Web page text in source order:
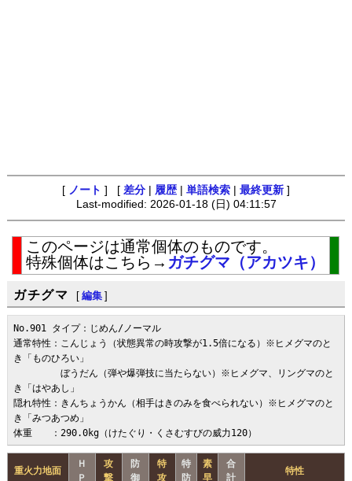
[ ノート ] [ 差分 履歴 単語検索 最終更新 ]
Last-modified: 2026-01-18 (日) 04:11:57
このページは通常個体のものです。
特殊個体はこちら→ ガチグマ（アカツキ）
ガチグマ [ 編集 ]
No.901 タイプ：じめん/ノーマル
通常特性：こんじょう（状態異常の時攻撃が1.5倍になる）※ヒメグマのと
き「ものひろい」
ぼうだん（弾や爆弾技に当たらない）※ヒメグマ、リングマのと
き「はやあし」
隠れ特性：きんちょうかん（相手はきのみを食べられない）※ヒメグマのと
き「みつあつめ」
体重　　：290.0kg（けたぐり・くさむすびの威力120）
重火力地面
Ｈ
Ｐ
攻
撃
防
御
特
攻
特
防
素
早
合
計
特性